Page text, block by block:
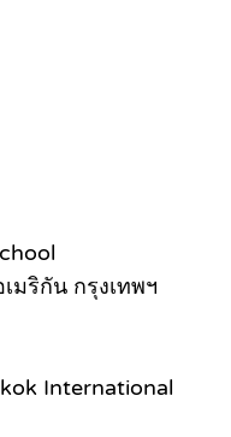
มริกัน กรุงเทพฯ
International